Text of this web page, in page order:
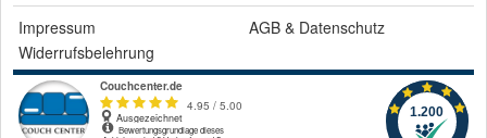
Impressum
AGB & Datenschutz
Widerrufsbelehrung